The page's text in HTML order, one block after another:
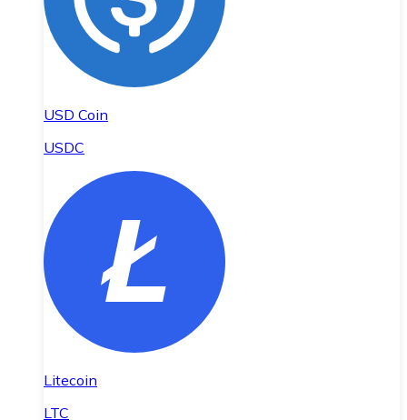
USD Coin
USDC
Litecoin
LTC